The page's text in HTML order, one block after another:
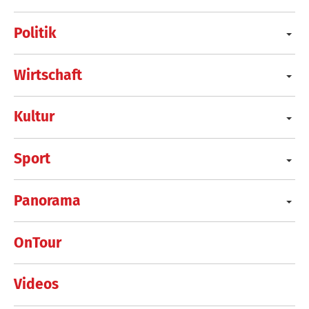
Politik
Wirtschaft
Kultur
Sport
Panorama
OnTour
Videos